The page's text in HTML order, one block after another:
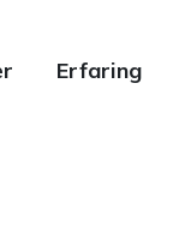
Erfaring